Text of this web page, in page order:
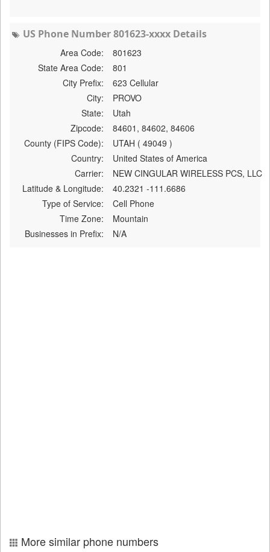
US Phone Number 801623-xxxx Details
Area Code:
801623
State Area Code:
801
City Prefix:
623 Cellular
City:
PROVO
State:
Utah
Zipcode:
84601, 84602, 84606
County (FIPS Code):
UTAH ( 49049 )
Country:
United States of America
Carrier:
NEW CINGULAR WIRELESS PCS, LLC
Latitude & Longitude:
40.2321 -111.6686
Type of Service:
Cell Phone
Time Zone:
Mountain
Businesses in Prefix:
N/A
More similar phone numbers